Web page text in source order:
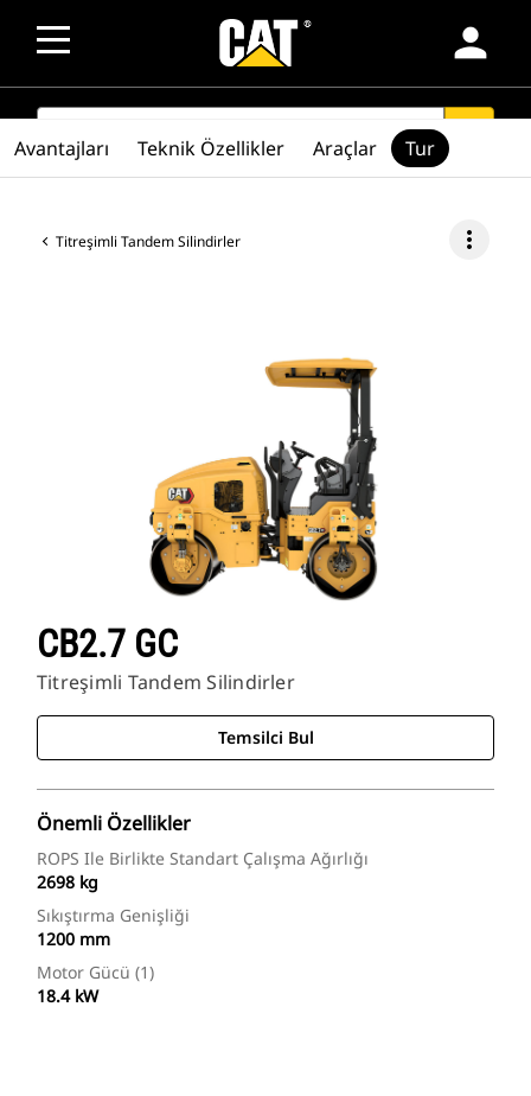
person
SEARCH
Titreşimli Tandem Silindirler more_vert
CB2.7 GC
Titreşimli Tandem Silindirler
Temsilci Bul
Önemli Özellikler
ROPS Ile Birlikte Standart Çalışma Ağırlığı
2698 kg
Sıkıştırma Genişliği
1200 mm
Motor Gücü (1)
18.4 kW
Avantajları Teknik Özellikler Araçlar Tur